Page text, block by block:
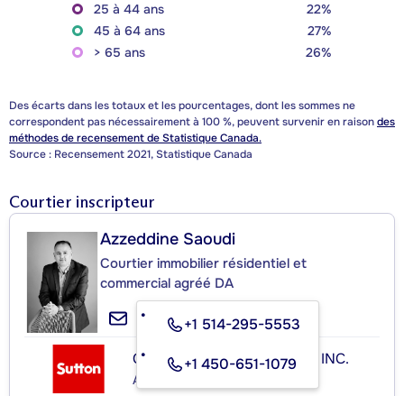
25 à 44 ans
22%
45 à 64 ans
27%
> 65 ans
26%
Des écarts dans les totaux et les pourcentages, dont les sommes ne
correspondent pas nécessairement à 100 %, peuvent survenir en raisondes
méthodes de recensement de Statistique Canada.
Source : Recensement 2021, Statistique Canada
Courtier inscripteur
Azzeddine Saoudi
Courtier immobilier résidentiel et
commercial agréé DA
+1 514-295-5553
+1 450-651-1079
GROUPE SUTTON-ACTUEL INC.
Agence immobilière